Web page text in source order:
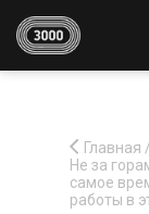
Главная /
Не за
самое
работы в